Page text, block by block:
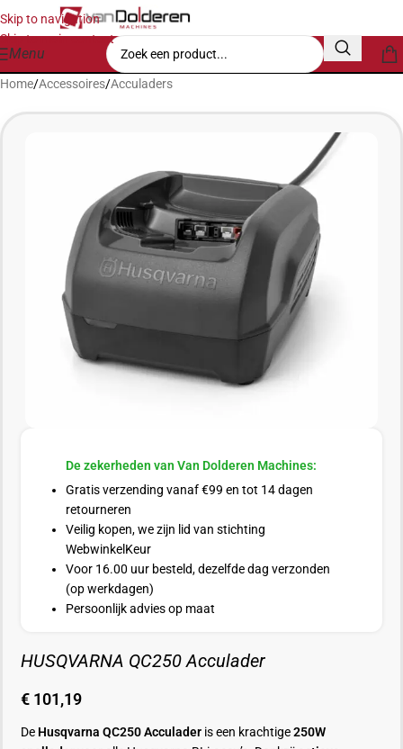
Skip to navigation
Skip to main content
Menu
Home/Accessoires/Acculaders
De zekerheden van Van Dolderen Machines:
Gratis verzending vanaf €99 en tot 14 dagen
retourneren
Veilig kopen, we zijn lid van stichting
WebwinkelKeur
Voor 16.00 uur besteld, dezelfde dag verzonden
(op werkdagen)
Persoonlijk advies op maat
HUSQVARNA QC250 Acculader
€ 101,19
De Husqvarna QC250 Acculader is een krachtige250W